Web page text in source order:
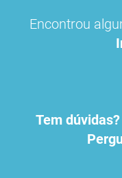
Encontrou
Tem dúvidas?